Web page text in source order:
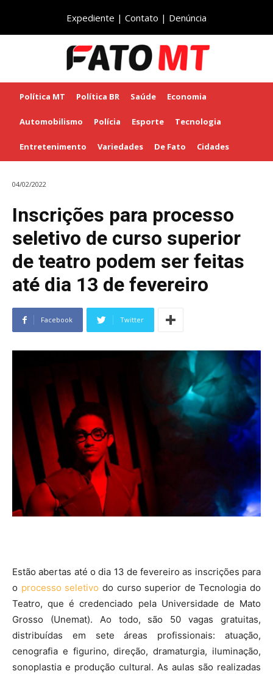
Expediente | Contato | Denúncia
Política MT Política BR Saúde Economia
Automobilismo Polícia Esporte Tecnologia
Entretenimento Variedades De Fato Cidades
04/02/2022
Inscrições para processo
seletivo de curso superior
de teatro podem ser feitas
até dia 13 de fevereiro
Facebook Twitter
Estão abertas até o dia 13 de fevereiro as inscrições para
o processo seletivo do curso superior de Tecnologia do
Teatro, que é credenciado pela Universidade de Mato
Grosso (Unemat). Ao todo, são 50 vagas gratuitas,
distribuídas em sete áreas profissionais: atuação,
cenografia e figurino, direção, dramaturgia, iluminação,
sonoplastia e produção cultural. As aulas são realizadas